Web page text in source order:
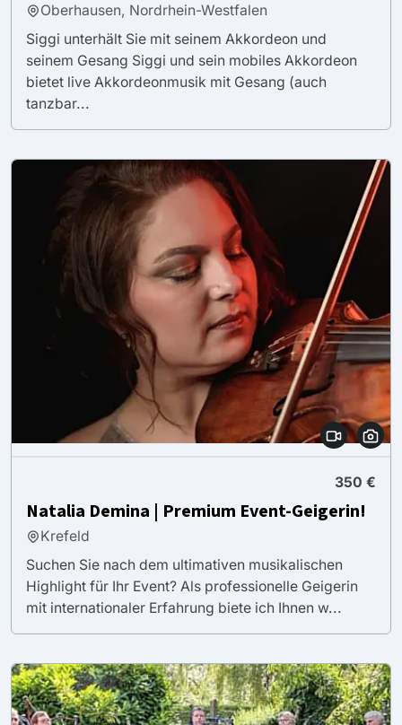
Oberhausen, Nordrhein-Westfalen
Siggi unterhält Sie mit seinem Akkordeon und
seinem Gesang Siggi und sein mobiles Akkordeon
bietet live Akkordeonmusik mit Gesang (auch
tanzbar...
350 €
Natalia Demina | Premium Event-Geigerin!
Krefeld
Suchen Sie nach dem ultimativen musikalischen
Highlight für Ihr Event? Als professionelle Geigerin
mit internationaler Erfahrung biete ich Ihnen w...